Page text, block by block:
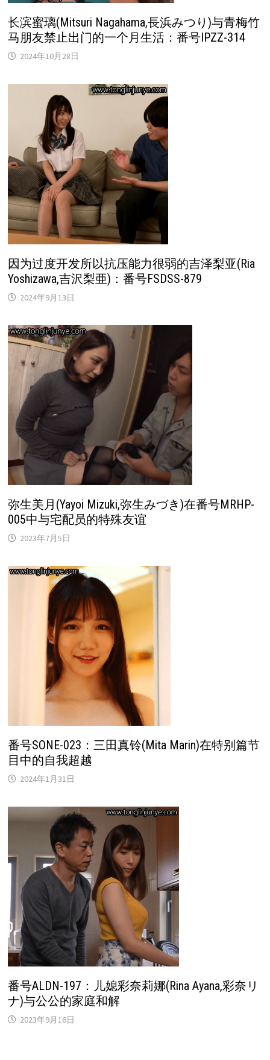
长滨蜜璃(Mitsuri Nagahama,長浜みつり)与青梅竹
马朋友禁止出门的一个月生活：番号IPZZ-314
2024年10月28日
因为过度开发所以抗压能力很弱的吉泽梨亚(Ria
Yoshizawa,吉沢梨亜)：番号FSDSS-879
2024年9月13日
弥生美月(Yayoi Mizuki,弥生みづき)在番号MRHP-
005中与宅配员的特殊友谊
2023年7月5日
番号SONE-023：三田真铃(Mita Marin)在特别篇节
目中的自我超越
2024年1月31日
番号ALDN-197：儿媳彩奈莉娜(Rina Ayana,彩奈リ
ナ)与公公的家庭和解
2023年9月16日